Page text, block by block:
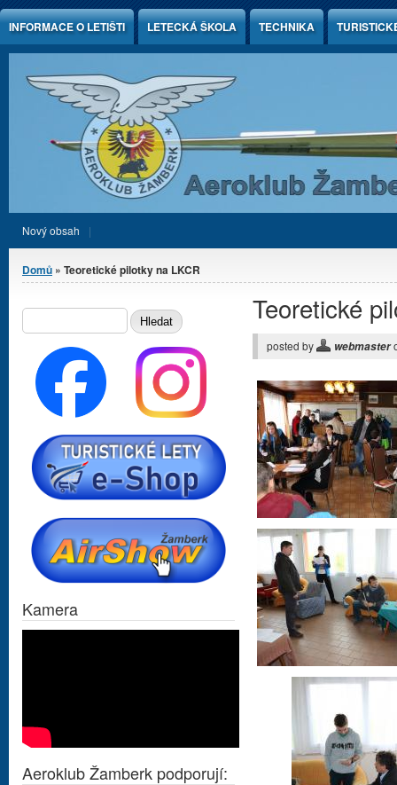
Jump to Content
INFORMACE O LETIŠTI LETECKÁ ŠKOLA TECHNIKA
Nový obsah
Jste zde
Domů » Teoretické pilotky na LKCR
Teoretické
posted by webmaster
Vyhledávání
Kamera
Aeroklub Žamberk podporují: